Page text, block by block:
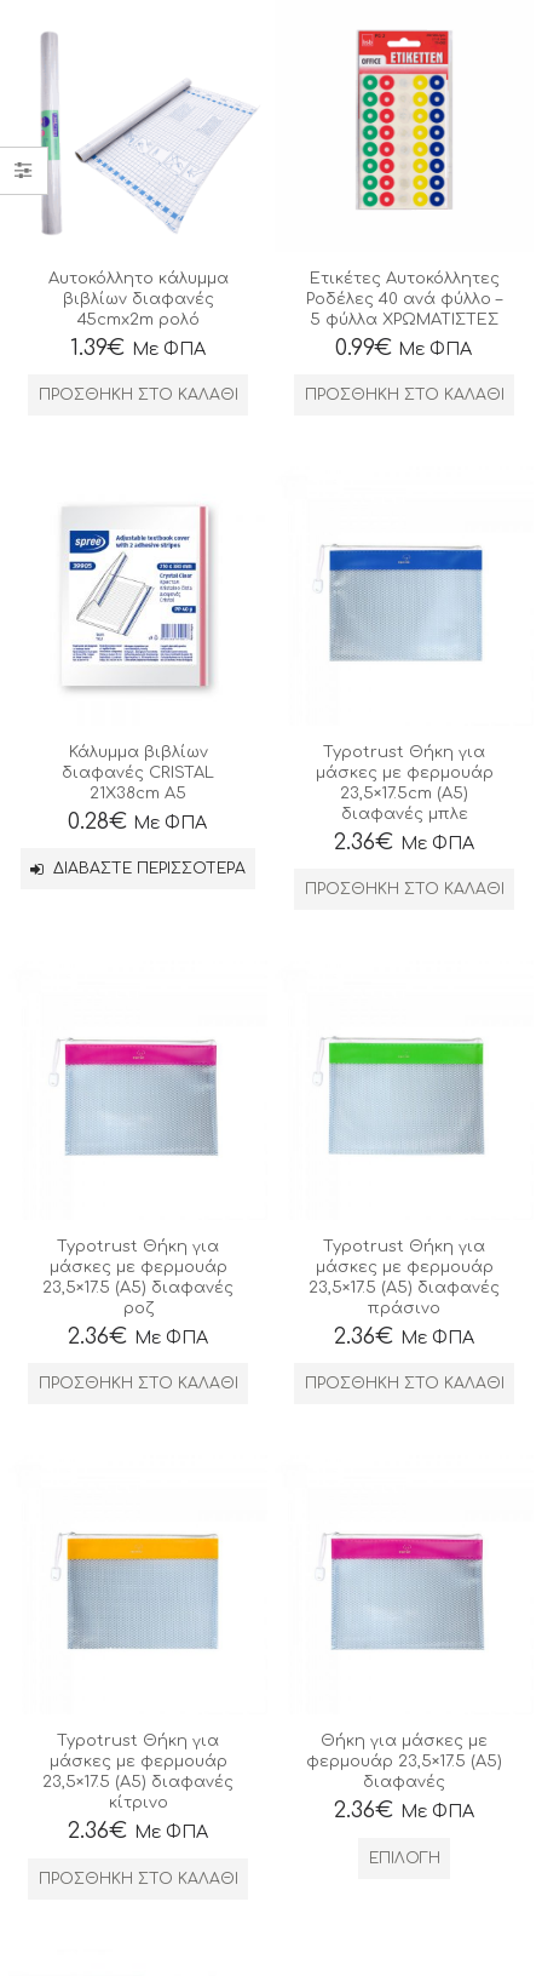
Αυτοκόλλητο κάλυμμα
βιβλίων διαφανές
45cmx2m ρολό
1.39€ Με ΦΠΑ
ΠΡΟΣΘΉΚΗ ΣΤΟ ΚΑΛΆΘΙ
Ετικέτες Αυτοκόλλητες
Ροδέλες 40 ανά φύλλο –
5 φύλλα ΧΡΩΜΑΤΙΣΤΕΣ
0.99€ Με ΦΠΑ
ΠΡΟΣΘΉΚΗ ΣΤΟ ΚΑΛΆΘΙ
Κάλυμμα βιβλίων
διαφανές CRISTAL
21Χ38cm Α5
0.28€ Με ΦΠΑ
ΔΙΑΒΆΣΤΕ ΠΕΡΙΣΣΌΤΕΡΑ
Typotrust Θήκη για
μάσκες με φερμουάρ
23,5×17.5cm (A5)
διαφανές μπλε
2.36€ Με ΦΠΑ
ΠΡΟΣΘΉΚΗ ΣΤΟ ΚΑΛΆΘΙ
Typotrust Θήκη για
μάσκες με φερμουάρ
23,5×17.5 (A5) διαφανές
ροζ
2.36€ Με ΦΠΑ
ΠΡΟΣΘΉΚΗ ΣΤΟ ΚΑΛΆΘΙ
Typotrust Θήκη για
μάσκες με φερμουάρ
23,5×17.5 (A5) διαφανές
πράσινο
2.36€ Με ΦΠΑ
ΠΡΟΣΘΉΚΗ ΣΤΟ ΚΑΛΆΘΙ
Typotrust Θήκη για
μάσκες με φερμουάρ
23,5×17.5 (A5) διαφανές
κίτρινο
2.36€ Με ΦΠΑ
ΠΡΟΣΘΉΚΗ ΣΤΟ ΚΑΛΆΘΙ
Θήκη για μάσκες με
φερμουάρ 23,5×17.5 (A5)
διαφανές
2.36€ Με ΦΠΑ
ΕΠΙΛΟΓΉ